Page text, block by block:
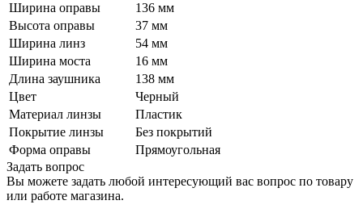
Ширина оправы
136 мм
Высота оправы
37 мм
Ширина линз
54 мм
Ширина моста
16 мм
Длина заушника
138 мм
Цвет
Черный
Материал линзы
Пластик
Покрытие линзы
Без покрытий
Форма оправы
Прямоугольная
Задать вопрос
Вы можете задать любой интересующий вас вопрос по товару
или работе магазина.